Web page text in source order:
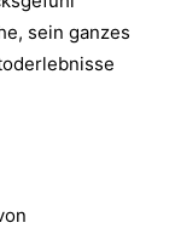
sein ganzes